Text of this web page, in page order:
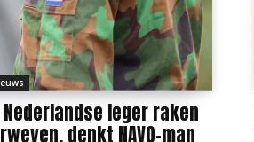
leger raken
denkt NAVO-man